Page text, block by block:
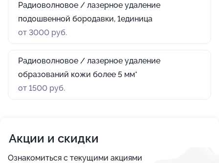
Радиоволновое / лазерное удаление
подошвенной бородавки, 1единица
от 3000 руб.
Радиоволновое / лазерное удаление
образований кожи более 5 мм*
от 1500 руб.
Акции и скидки
Ознакомиться с текущими акциями